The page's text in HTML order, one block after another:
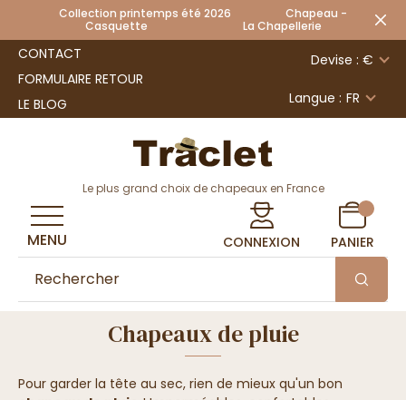
Collection printemps été 2026 Chapeau -
Casquette La Chapellerie
CONTACT
FORMULAIRE RETOUR
LE BLOG
Devise : €
Langue : FR
Le plus grand choix de chapeaux en France
CONNEXION PANIER
MENU
Chapeaux de pluie
Pour garder la tête au sec, rien de mieux qu'un bon